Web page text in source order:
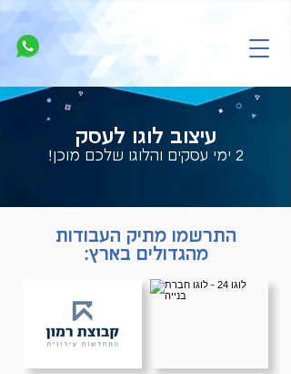
עיצוב לוגו לעסק
2 ימי עסקים והלוגו שלכם מוכן!
התרשמו מתיק העבודות
מהגדולים בארץ: